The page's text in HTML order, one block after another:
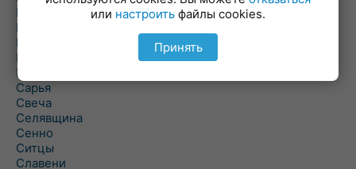
Полоцк
Поставы
Прозороки
Россоны
Руба
Сарья
Свеча
Селявщина
Сенно
Ситцы
Славени
или настроить файлы cookies.
Принять